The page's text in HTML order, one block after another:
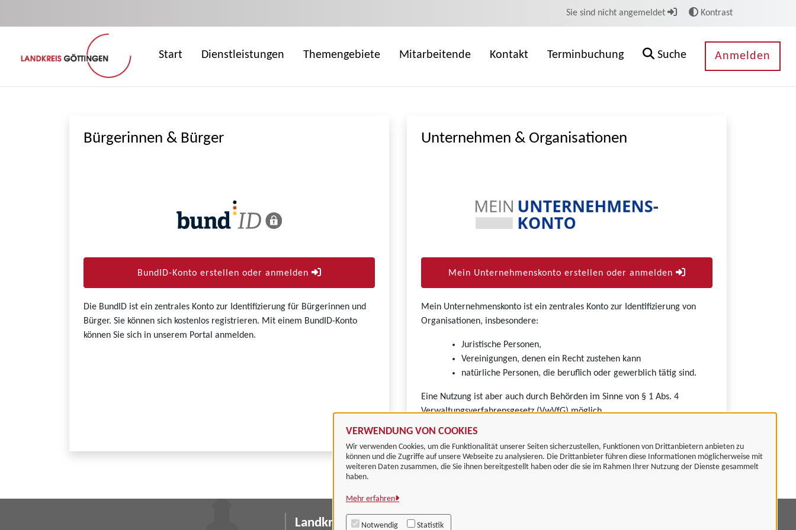
VERWENDUNG VON COOKIES
Wir verwenden Cookies, um die Funktionalität unserer Seiten sicherzustellen, Funktionen von Drittanbietern anbieten zu
können und die Zugriffe auf unsere Webseite zu analysieren. Die Drittanbieter führen diese Informationen möglicherweise mit
weiteren Daten zusammen, die Sie ihnen bereitgestellt haben oder die sie im Rahmen Ihrer Nutzung der Dienste gesammelt
haben.
Mehr erfahren
Notwendig Statistik
Sie sind nicht angemeldet Kontrast
Start Dienstleistungen Themengebiete Mitarbeitende Kontakt Terminbuchung Suche Anmelden
Bürgerinnen & Bürger
BundID-Konto erstellen oder anmelden
Die BundID ist ein zentrales Konto zur Identifizierung für Bürgerinnen und
Bürger. Sie können sich kostenlos registrieren. Mit einem BundID-Konto
können Sie sich in unserem Portal anmelden.
Unternehmen & Organisationen
Mein Unternehmenskonto erstellen oder anmelden
Mein Unternehmenskonto ist ein zentrales Konto zur Identifizierung von
Organisationen, insbesondere:
Juristische Personen,
Vereinigungen, denen ein Recht zustehen kann
natürliche Personen, die beruflich oder gewerblich tätig sind.
Eine Nutzung ist aber auch durch Behörden im Sinne von § 1 Abs. 4
Verwaltungsverfahrensgesetz (VwVfG) möglich.
Landkreis Göttingen